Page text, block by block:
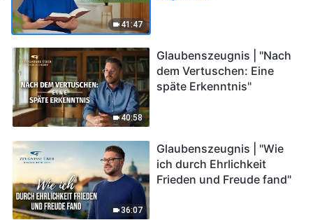
41:47
40:58
Glaubenszeugnis | "Nach
dem Vertuschen: Eine
späte Erkenntnis"
36:07
Glaubenszeugnis | "Wie
ich durch Ehrlichkeit
Frieden und Freude fand"